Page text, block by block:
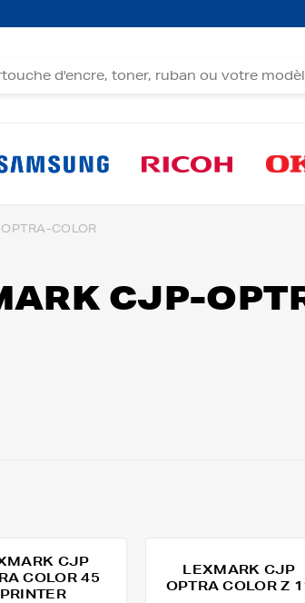
COLOR
CJP-
CJP
COLOR 45
PRINTER
LEXMARK CJP
OPTRA COLOR Z